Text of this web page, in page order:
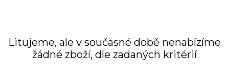
Litujeme, ale v současné době nenabízíme
žádné zboží, dle zadaných kritérií